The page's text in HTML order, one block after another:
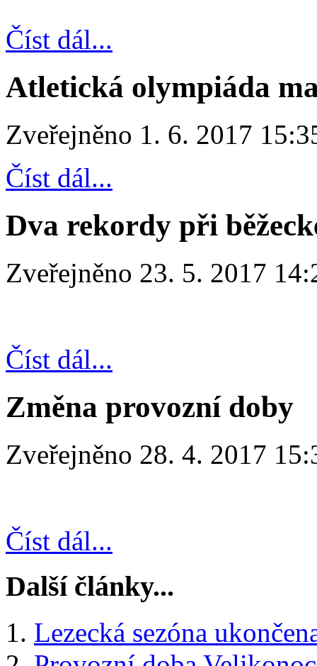
Číst dál...
Atletická olympiáda
Zveřejněno 1. 6. 2017
Číst dál...
Dva rekordy při
Zveřejněno 23. 5. 2017
Číst dál...
Změna provozní doby
Zveřejněno 28. 4. 2017
Číst dál...
Další články...
Lezecká sezóna